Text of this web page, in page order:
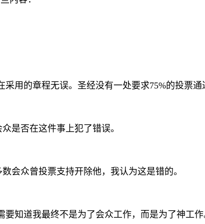
用的章程无误。圣经没有一处要求75%的投票通
是否在这件事上犯了错误。
会众曾投票支持开除他，我认为这是错的。
知道我最终不是为了会众工作，而是为了神工作